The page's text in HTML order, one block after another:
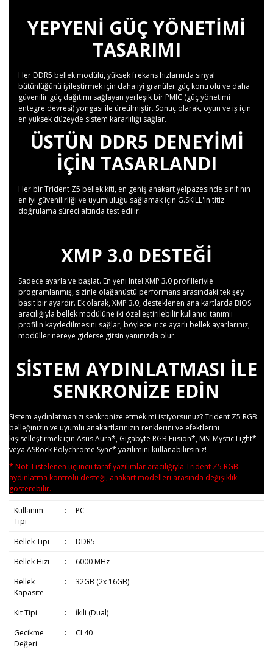
YEPYENI GÜÇ YÖNETIMI
TASARIMI
Her DDR5 bellek modülü, yüksek frekans hızlarında sinyal
bütünlüğünü iyileştirmek için daha iyi granüler güç kontrolü ve daha
güvenilir güç dağıtımı sağlayan yerleşik bir PMIC (güç yönetimi
entegre devresi) yongası ile üretilmiştir. Sonuç olarak, oyun ve iş için
en yüksek düzeyde sistem kararlılığı sağlar.
ÜSTÜN DDR5 DENEYIMI
IÇIN TASARLANDI
Her bir Trident Z5 bellek kiti, en geniş anakart yelpazesinde sınıfının
en iyi güvenilirliği ve uyumluluğu sağlamak için G.SKILL'in titiz
doğrulama süreci altında test edilir.
XMP 3.0 DESTEĞI
Sadece ayarla ve başlat. En yeni Intel XMP 3.0 profilleriyle
programlanmış, sizinle olağanüstü performans arasındaki tek şey
basit bir ayardır. Ek olarak, XMP 3.0, desteklenen ana kartlarda BIOS
aracılığıyla bellek modülüne iki özelleştirilebilir kullanıcı tanımlı
profilin kaydedilmesini sağlar, böylece ince ayarlı bellek ayarlarınız,
modüller nereye giderse gitsin yanınızda olur.
SISTEM AYDINLATMASI ILE
SENKRONIZE EDIN
Sistem aydınlatmanızı senkronize etmek mi istiyorsunuz? Trident Z5 RGB
belleğinizin ve uyumlu anakartlarınızın renklerini ve efektlerini
kişiselleştirmek için Asus Aura*, Gigabyte RGB Fusion*, MSI Mystic Light*
veya ASRock Polychrome Sync* yazılımını kullanabilirsiniz!
* Not: Listelenen üçüncü taraf yazılımlar aracılığıyla Trident Z5 RGB
aydınlatma kontrolü desteği, anakart modelleri arasında değişiklik
gösterebilir.
Kullanım
Tipi
: PC
Bellek Tipi :
DDR5
Bellek Hızı
:
6000 MHz
Bellek
Kapasite
: 32GB (2x 16GB)
Kit Tipi :
İkili (Dual)
Gecikme
Değeri
: CL40